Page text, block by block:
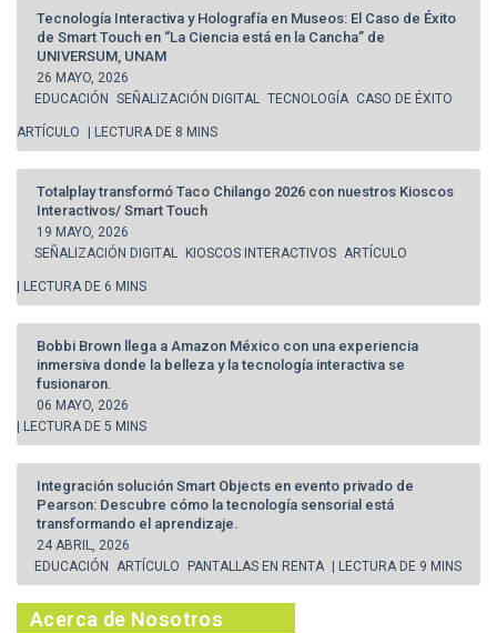
Tecnología Interactiva y Holografía en Museos: El Caso de Éxito
de Smart Touch en “La Ciencia está en la Cancha” de
UNIVERSUM, UNAM
26 MAYO, 2026
EDUCACIÓN
SEÑALIZACIÓN DIGITAL TECNOLOGÍA CASO DE ÉXITO
ARTÍCULO | LECTURA DE 8 MINS
Totalplay transformó Taco Chilango 2026 con nuestros Kioscos
Interactivos/ Smart Touch
19 MAYO, 2026
SEÑALIZACIÓN DIGITAL
KIOSCOS INTERACTIVOS ARTÍCULO
| LECTURA DE 6 MINS
Bobbi Brown llega a Amazon México con una experiencia
inmersiva donde la belleza y la tecnología interactiva se
fusionaron.
06 MAYO, 2026
| LECTURA DE 5 MINS
Integración solución Smart Objects en evento privado de
Pearson: Descubre cómo la tecnología sensorial está
transformando el aprendizaje.
24 ABRIL, 2026
EDUCACIÓN
ARTÍCULO PANTALLAS EN RENTA | LECTURA DE 9 MINS
Acerca de Nosotros